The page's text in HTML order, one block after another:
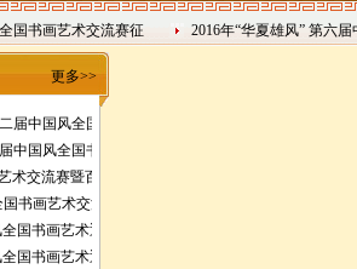
书画艺术交流赛征
2016年“华夏雄风” 第六届
2016/8/27
更多>>
届中国风全国书画艺术交流赛征稿
中国风全国书画艺术交流赛征稿
术交流赛暨百位名家绘中华百米长卷创作邀请展
书画艺术交流赛” 获奖名单
国书画艺术迎春作品展
国书画艺术迎春作品展 南昌展